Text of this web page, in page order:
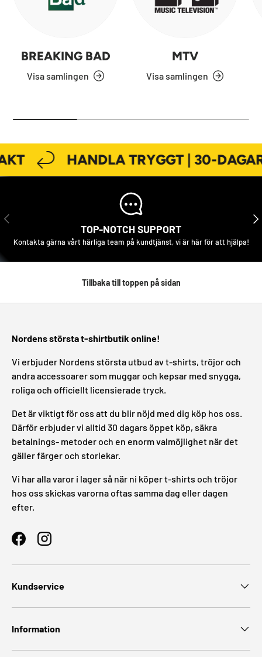
BREAKING BAD
Visa samlingen
MTV
Visa samlingen
HANDLA TRYGGT | 30-
FÖREGÅENDE
TOP-NOTCH SUPPORT
Kontakta gärna vårt härliga team på kundtjänst, vi är här för att hjälpa!
Tillbaka till toppen på sidan
Nordens största t-shirtbutik online!
Vi erbjuder Nordens största utbud av t-shirts, tröjor och
andra accessoarer som muggar och kepsar med snygga,
roliga och officiellt licensierade tryck.
Det är viktigt för oss att du blir nöjd med dig köp hos oss.
Därför erbjuder vi alltid 30 dagars öppet köp, säkra
betalnings- metoder och en enorm valmöjlighet när det
gäller färger och storlekar.
Vi har alla varor i lager så när ni köper t-shirts och tröjor
hos oss skickas varorna oftas samma dag eller dagen
efter.
FacebookInstagram
Kundservice
Information